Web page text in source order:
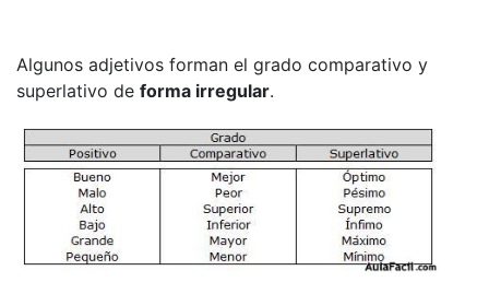
Algunos adjetivos forman el grado comparativo y
superlativo de forma irregular.